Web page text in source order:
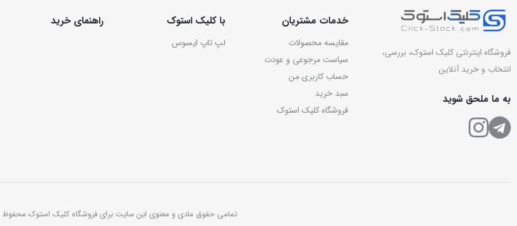
فروشگاه اینترنتی کلیک استوک، بررسی،
انتخاب و خرید آنلاین
به ما ملحق شوید
خدمات مشتریان
مقایسه محصولات
سیاست مرجوعی و عودت
حساب کاربری من
سبد خرید
فروشگاه کلیک استوک
با کلیک استوک
لپ تاپ ایسوس
راهنمای خرید
تمامی حقوق مادی و معنوی این سایت برای فروشگاه کلیک استوک